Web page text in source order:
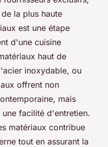
la plus haute
est une étape
d'une cuisine
haut de
inoxydable, ou
offrent non
mais
facilité d'entretien.
matériaux contribue
tout en assurant la